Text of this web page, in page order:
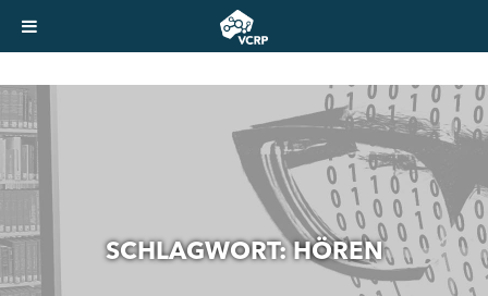
SCHLAGWORT:HÖREN